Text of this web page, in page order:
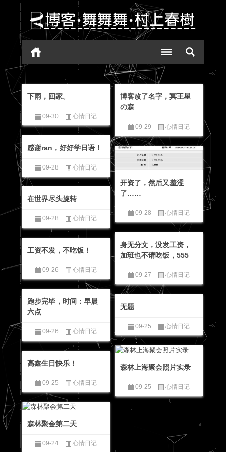
下雨，回家。
09-30 心情日记
博客改了名字，冥王星
の森
09-29 心情日记
感谢ran，好好学日语！
09-28 心情日记
开资了，然后又羞涩
了……
09-28 心情日记
在世界尽头旋转
09-28 心情日记
身无分文，没发工资，
加班也不请吃饭，555
09-27 心情日记
工资不发，不吃饭！
09-26 心情日记
跑步完毕，时间：早晨
六点
09-26 心情日记
无题
09-25 心情日记
森林上海聚会照片实录
09-25 心情日记
高鑫生日快乐！
09-25 心情日记
森林聚会第二天
09-24 心情日记